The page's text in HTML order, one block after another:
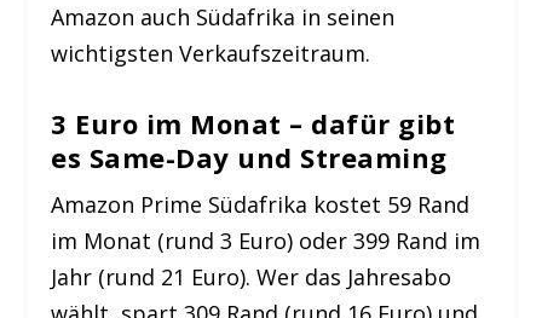
Amazon auch Südafrika in seinen
wichtigsten Verkaufszeitraum.
3 Euro im Monat – dafür gibt
es Same-Day und Streaming
Amazon Prime Südafrika kostet 59 Rand
im Monat (rund 3 Euro) oder 399 Rand im
Jahr (rund 21 Euro). Wer das Jahresabo